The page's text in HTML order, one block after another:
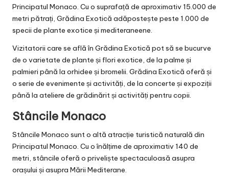
Principatul Monaco. Cu o suprafață de aproximativ 15.000 de
metri pătrați, Grădina Exotică adăpostește peste 1.000 de
specii de plante exotice și mediteraneene.
Vizitatorii care se află în Grădina Exotică pot să se bucurve
de o varietate de plante și flori exotice, de la palme și
palmieri până la orhidee și bromelii. Grădina Exotică oferă și
o serie de evenimente și activități, de la concerte și expoziții
până la ateliere de grădinărit și activități pentru copii.
Stâncile Monaco
Stâncile Monaco sunt o altă atracție turistică naturală din
Principatul Monaco. Cu o înălțime de aproximativ 140 de
metri, stâncile oferă o priveliște spectaculoasă asupra
orașului și asupra Mării Mediterane.